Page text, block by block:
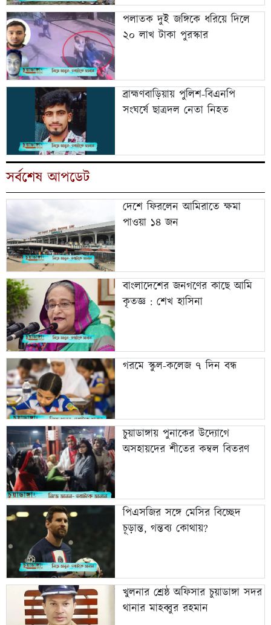
পলাতক দুই জঙ্গিকে ধরিয়ে দিলে
২০ লাখ টাকা পুরস্কার
ব্রাহ্মণবাড়িয়ায় পুলিশ-বিএনপি
সংঘর্ষে ছাত্রদল নেতা নিহত
সর্বশেষ আপডেট
দেশে ফিরলেন আমিরাতে ক্ষমা
পাওয়া ১৪ জন
বাংলাদেশের জনগণের কাছে আমি
কৃতজ্ঞ : শেখ হাসিনা
গরমে স্কুল-কলেজ ৭ দিন বন্ধ
চুয়াডাঙ্গায় পুনাকের উদ্যোগে
অসহায়দের শীতের কম্বল বিতরণ
পিএসজির সঙ্গে মেসির বিচ্ছেদ
চূড়ান্ত, গন্তব্য কোথায়?
খুলনার শ্রেষ্ঠ অফিসার চুয়াডাঙ্গা সদর
থানার মাহব্বুর রহমান